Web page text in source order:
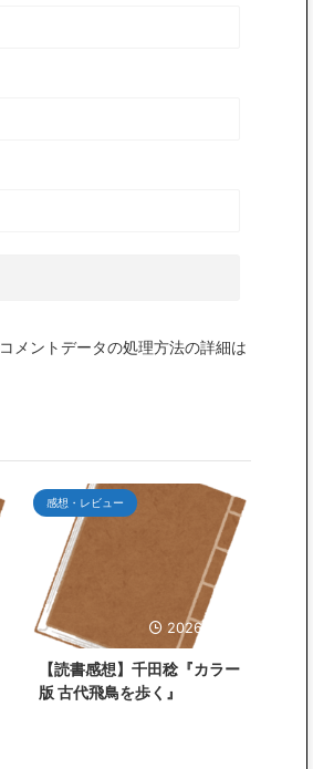
コメントデータの処理方法の詳細は
感想・レビュー
2026/6/30
【読書感想】千田稔『カラー
版 古代飛鳥を歩く』